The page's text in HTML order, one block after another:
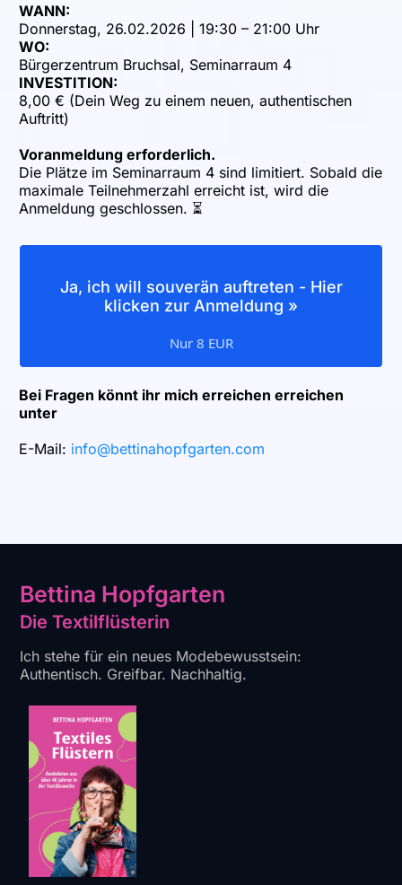
WANN:
Donnerstag, 26.02.2026 | 19:30 – 21:00 Uhr
WO:
Bürgerzentrum Bruchsal, Seminarraum 4
INVESTITION:
8,00 € (Dein Weg zu einem neuen, authentischen
Auftritt)
Voranmeldung erforderlich.
Die Plätze im Seminarraum 4 sind limitiert. Sobald die
maximale Teilnehmerzahl erreicht ist, wird die
Anmeldung geschlossen. ⏳
Ja, ich will souverän auftreten - Hier
klicken zur Anmeldung »
Nur 8 EUR
Bei Fragen könnt ihr mich erreichen erreichen
unter
E-Mail: info@bettinahopfgarten.com
Bettina Hopfgarten
Die Textilflüsterin
Ich stehe für ein neues Modebewusstsein:
Authentisch. Greifbar. Nachhaltig.